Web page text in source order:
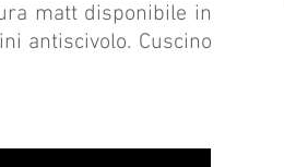
matt disponibile in
antiscivolo. Cuscino